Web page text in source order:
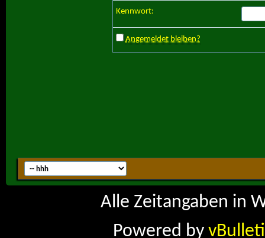
Kennwort:
Angemeldet bleiben?
Alle Zeitangaben in
Powered by